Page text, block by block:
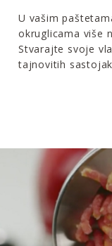
U vašim
okruglicama više
Stvarajte svoje
tajnovitih